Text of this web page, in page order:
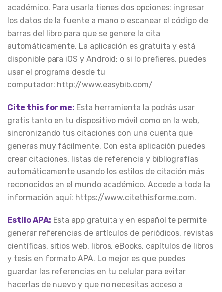
académico. Para usarla tienes dos opciones: ingresar
los datos de la fuente a mano o escanear el código de
barras del libro para que se genere la cita
automáticamente. La aplicación es gratuita y está
disponible para iOS y Android; o si lo prefieres, puedes
usar el programa desde tu
computador: http://www.easybib.com/
Cite this for me: Esta herramienta la podrás usar
gratis tanto en tu dispositivo móvil como en la web,
sincronizando tus citaciones con una cuenta que
generas muy fácilmente. Con esta aplicación puedes
crear citaciones, listas de referencia y bibliografías
automáticamente usando los estilos de citación más
reconocidos en el mundo académico. Accede a toda la
información aquí: https://www.citethisforme.com.
Estilo APA: Esta app gratuita y en español te permite
generar referencias de artículos de periódicos, revistas
científicas, sitios web, libros, eBooks, capítulos de libros
y tesis en formato APA. Lo mejor es que puedes
guardar las referencias en tu celular para evitar
hacerlas de nuevo y que no necesitas acceso a